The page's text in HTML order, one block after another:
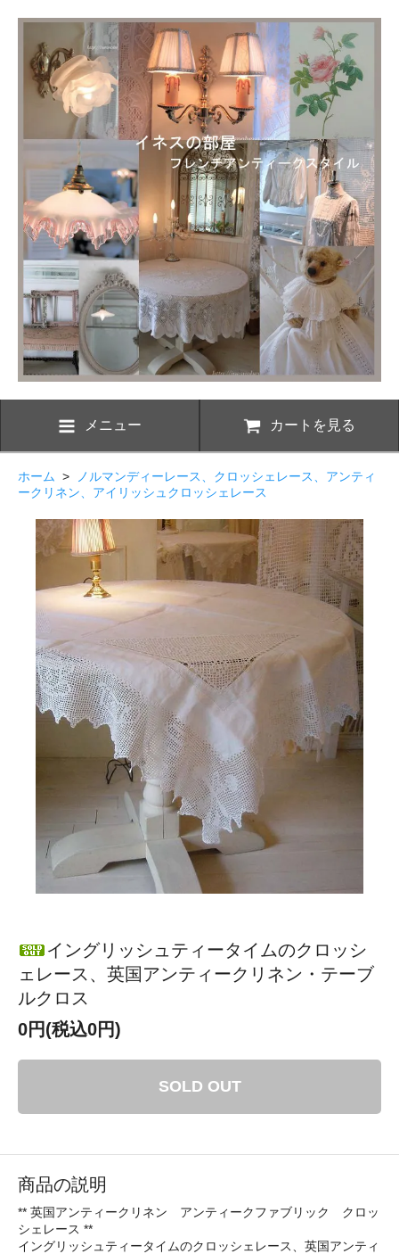
メニュー カートを見る
ホーム >
ノルマンディーレース、クロッシェレース、アンティ
ークリネン、アイリッシュクロッシェレース
イングリッシュティータイムのクロッシ
ェレース、英国アンティークリネン・テーブ
ルクロス
0円(税込0円)
SOLD OUT
商品の説明
** 英国アンティークリネン アンティークファブリック クロッ
シェレース **
イングリッシュティータイムのクロッシェレース、英国アンティ